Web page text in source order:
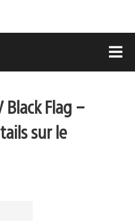
Black Flag –
sur le